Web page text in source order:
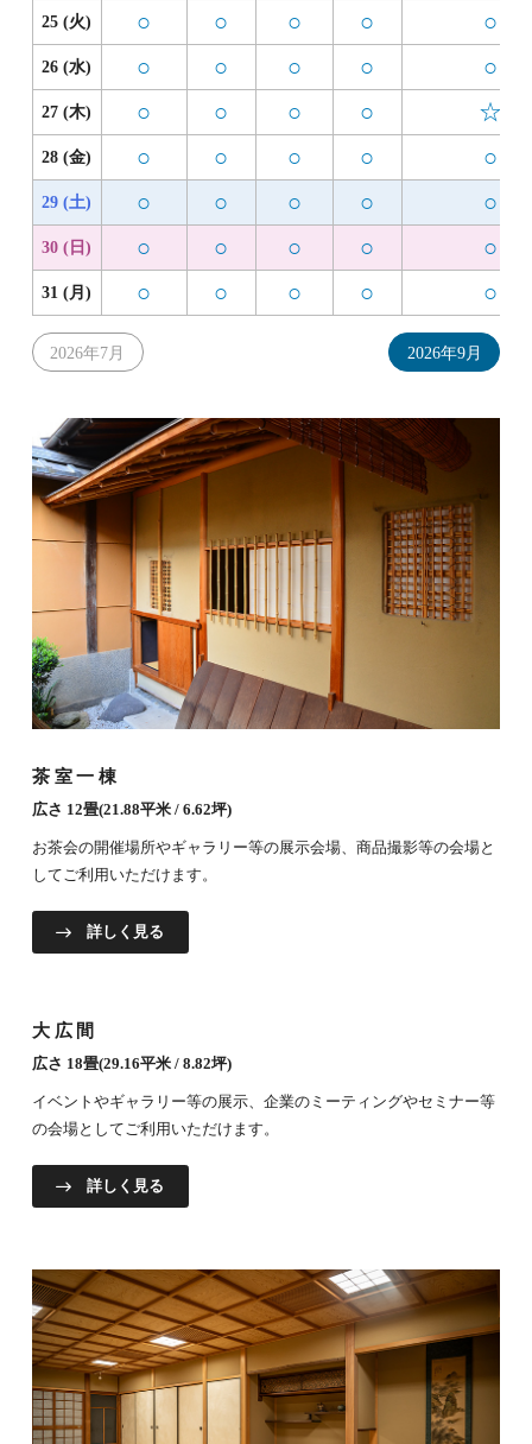
25 (火) ○ ○ ○ ○ ○
26 (水) ○ ○ ○ ○ ○
27 (木) ○ ○ ○ ○ ☆
28 (金) ○ ○ ○ ○ ○
29 (土) ○ ○ ○ ○ ○
30 (日) ○ ○ ○ ○ ○
31 (月) ○ ○ ○ ○ ○
2026年7月 2026年9月
茶室一棟
広さ 12畳(21.88平米 / 6.62坪)
お茶会の開催場所やギャラリー等の展示会場、商品撮影等の会場と
してご利用いただけます。
詳しく見る
大広間
広さ 18畳(29.16平米 / 8.82坪)
イベントやギャラリー等の展示、企業のミーティングやセミナー等
の会場としてご利用いただけます。
詳しく見る